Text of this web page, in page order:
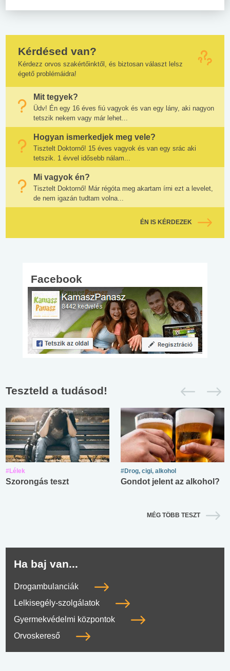
Kérdésed van?
Kérdezz orvos szakértőinktől, és biztosan választ lelsz
égető problémáidra!
Mit tegyek?
Üdv! Én egy 16 éves fiú vagyok és van egy lány, aki nagyon
tetszik nekem vagy már lehet...
Hogyan ismerkedjek meg vele?
Tisztelt Doktornő! 15 éves vagyok és van egy srác aki
tetszik. 1 évvel idősebb nálam...
Mi vagyok én?
Tisztelt Doktornő! Már régóta meg akartam írni ezt a levelet,
de nem igazán tudtam volna...
ÉN IS KÉRDEZEK
Facebook
Teszteld a tudásod!
#Lélek
Szorongás teszt
#Drog, cigi, alkohol
Gondot jelent az alkohol?
MÉG TÖBB TESZT
Ha baj van...
Drogambulanciák
Lelkisegély-szolgálatok
Gyermekvédelmi központok
Orvoskereső